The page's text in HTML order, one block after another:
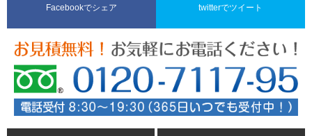
Facebookでシェア twitterでツイート